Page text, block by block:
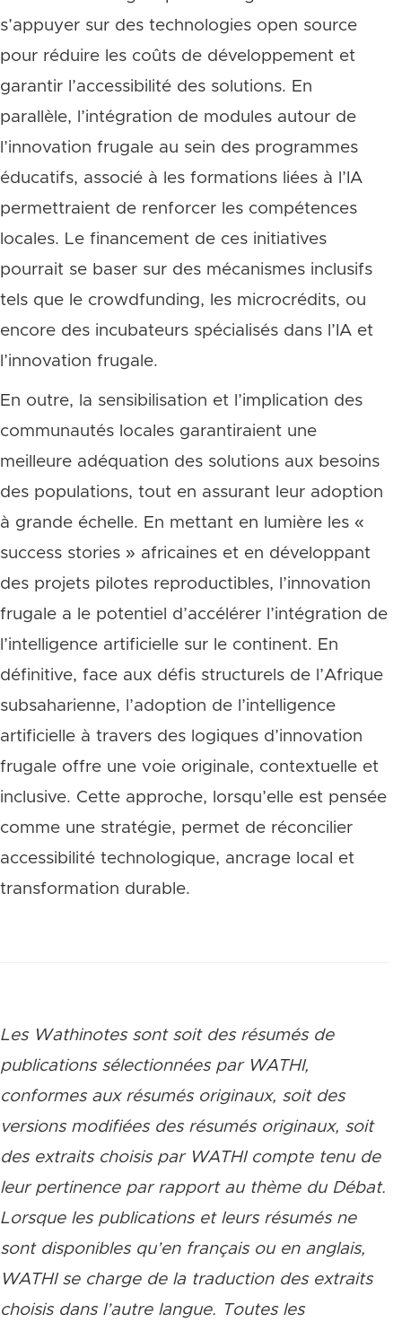
s’appuyer sur des technologies open source
pour réduire les coûts de développement et
garantir l’accessibilité des solutions. En
parallèle, l’intégration de modules autour de
l’innovation frugale au sein des programmes
éducatifs, associé à les formations liées à l’IA
permettraient de renforcer les compétences
locales. Le financement de ces initiatives
pourrait se baser sur des mécanismes inclusifs
tels que le crowdfunding, les microcrédits, ou
encore des incubateurs spécialisés dans l’IA et
l’innovation frugale.
En outre, la sensibilisation et l’implication des
communautés locales garantiraient une
meilleure adéquation des solutions aux besoins
des populations, tout en assurant leur adoption
à grande échelle. En mettant en lumière les «
success stories » africaines et en développant
des projets pilotes reproductibles, l’innovation
frugale a le potentiel d’accélérer l’intégration de
l’intelligence artificielle sur le continent. En
définitive, face aux défis structurels de l’Afrique
subsaharienne, l’adoption de l’intelligence
artificielle à travers des logiques d’innovation
frugale offre une voie originale, contextuelle et
inclusive. Cette approche, lorsqu’elle est pensée
comme une stratégie, permet de réconcilier
accessibilité technologique, ancrage local et
transformation durable.
Les Wathinotes sont soit des résumés de
publications sélectionnées par WATHI,
conformes aux résumés originaux, soit des
versions modifiées des résumés originaux, soit
des extraits choisis par WATHI compte tenu de
leur pertinence par rapport au thème du Débat.
Lorsque les publications et leurs résumés ne
sont disponibles qu’en français ou en anglais,
WATHI se charge de la traduction des extraits
choisis dans l’autre langue. Toutes les